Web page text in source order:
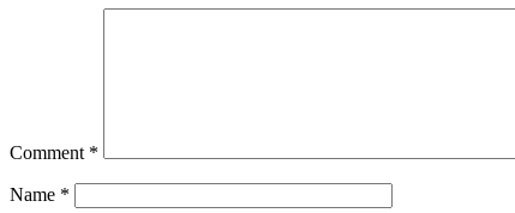
Comment *
Name *